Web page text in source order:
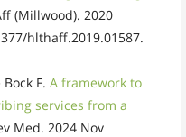
(Millwood). 2020
hlthaff.2019.01587.
F. A framework to
services from a
Med. 2024 Nov